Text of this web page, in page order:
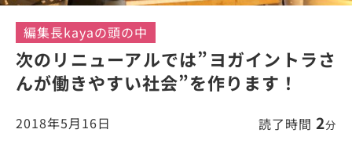
編集長kayaの頭の中
次のリニューアルでは”ヨガイントラさ
んが働きやすい社会”を作ります！
2018年5月16日 読了時間 2分